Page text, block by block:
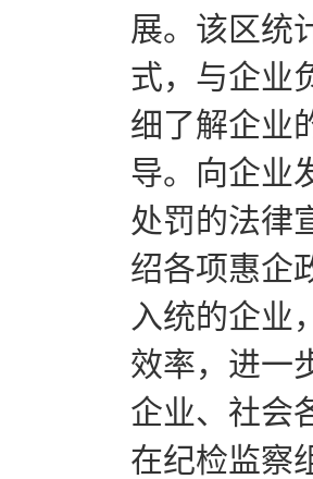
展。该区统
式，与企业
细了解企业
导。向企业
处罚的法律
绍各项惠企
入统的企业
效率，进一
企业、社会
在纪检监察